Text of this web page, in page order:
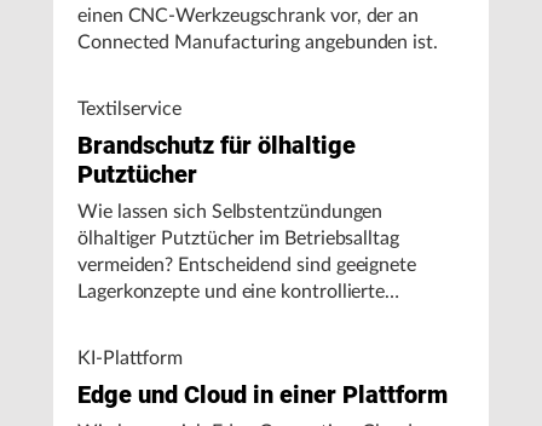
einen CNC-Werkzeugschrank vor, der an
Connected Manufacturing angebunden ist.
Textilservice
Brandschutz für ölhaltige
Putztücher
Wie lassen sich Selbstentzündungen
ölhaltiger Putztücher im Betriebsalltag
vermeiden? Entscheidend sind geeignete
Lagerkonzepte und eine kontrollierte
KI-Plattform
Edge und Cloud in einer Plattform